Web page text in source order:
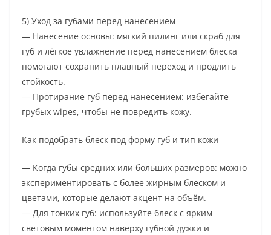
5) Уход за губами перед нанесением
— Нанесение основы: мягкий пилинг или скраб для
губ и лёгкое увлажнение перед нанесением блеска
помогают сохранить плавный переход и продлить
стойкость.
— Протирание губ перед нанесением: избегайте
грубых wipes, чтобы не повредить кожу.
Как подобрать блеск под форму губ и тип кожи
— Когда губы средних или больших размеров: можно
экспериментировать с более жирным блеском и
цветами, которые делают акцент на объём.
— Для тонких губ: используйте блеск с ярким
световым моментом наверху губной дужки и